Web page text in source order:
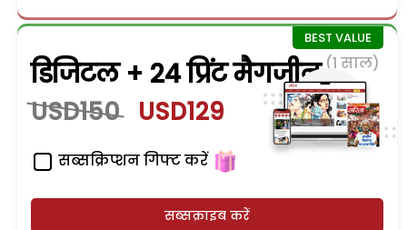
डिजिटल + 24 प्रिंट मैगजीन (1 साल)
USD150 USD129
सब्सक्रिप्शन गिफ्ट करें
सब्सक्राइब करें